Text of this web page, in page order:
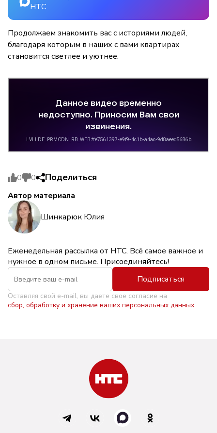
НТС
Продолжаем знакомить вас с историями людей,
благодаря которым в наших с вами квартирах
становится светлее и уютнее.
0 0 Поделиться
Автор материала
Шинкарюк Юлия
Еженедельная рассылка от НТС. Всё самое важное и
нужное в одном письме. Присоединяйтесь!
Подписаться
Оставляя свой e-mail, вы даете свое согласие на
сбор, обработку и хранение ваших персональных данных